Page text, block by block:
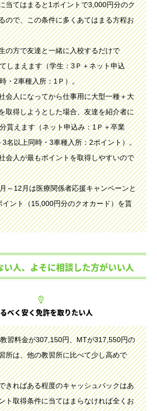
当てはまると1ポイントで3,000円分のク
ので、この条件に多くあてはまる方程お
の方で友達と一緒に入校するだけで
しまえます（学生：3Ｐ＋ネット申込
・2車種入所：1Ｐ）。
会人になってから仕事用に大型一種＋大
取得しようとした場合、友達を紹介者に
貰えます（ネット申込み：1Ｐ＋卒業
名以上同時・3車種入所：2ポイント）。
会人が最もポイントを取得しやすいので
～12月は医療関係者応援キャンペーンと
ント（15,000円分のクオカード）を貰
い人、よそに相談した方がいい人
べく安く免許を取りたい人
習料金が307,150円、MTが317,550円の
所は、他の教習所に比べて少し高めで
きればある程度のキャッシュバックはあ
ト取得条件に当てはまらなければ全くお